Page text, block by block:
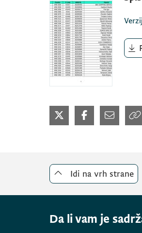
Idi na vrh strane
Da li vam je